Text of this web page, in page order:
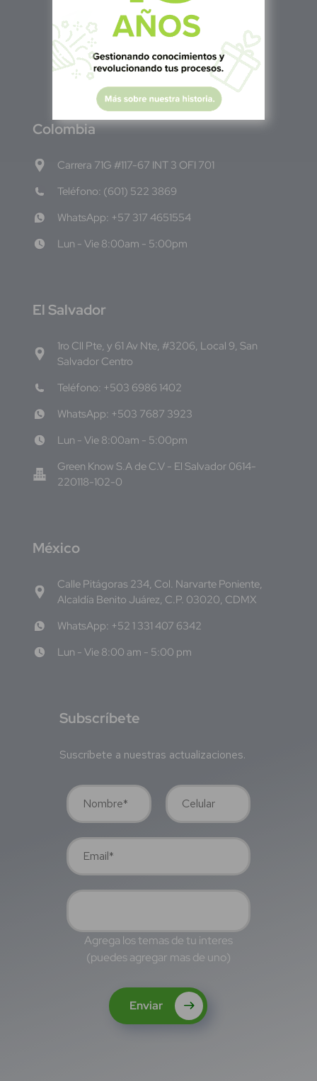
Colombia
Carrera 71G #117-67 INT 3 OFI 701
Teléfono: (601) 522 3869
WhatsApp: +57 317 4651554
Lun - Vie 8:00am - 5:00pm
El Salvador
1ro Cll Pte, y 61 Av Nte, #3206, Local 9, San
Salvador Centro
Teléfono: +503 6986 1402
WhatsApp: +503 7687 3923
Lun - Vie 8:00am - 5:00pm
Green Know S.A de C.V - El Salvador 0614-
220118-102-0
México
Calle Pitágoras 234, Col. Narvarte Poniente,
Alcaldía Benito Juárez, C.P. 03020, CDMX
WhatsApp: +52 1 331 407 6342
Lun - Vie 8:00 am - 5:00 pm
Subscríbete
Suscríbete a nuestras actualizaciones.
Agrega los temas de tu interes
(puedes agregar mas de uno)
Enviar